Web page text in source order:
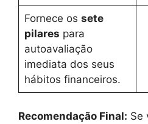
Fornece os sete
pilares para
autoavaliação
imediata dos seus
hábitos financeiros.
Recomendação Final: Se